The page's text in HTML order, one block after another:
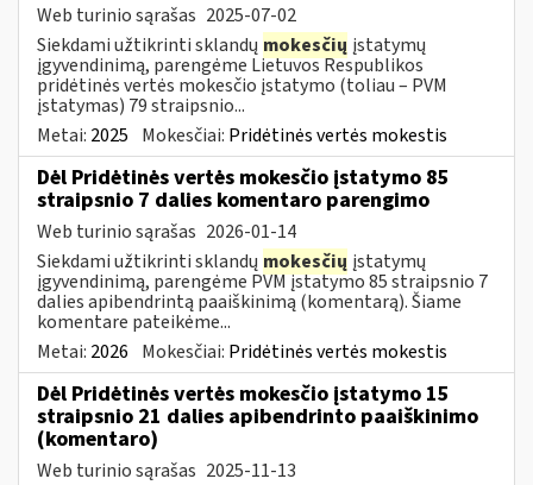
Web turinio sąrašas 2025-07-02
Siekdami užtikrinti sklandų mokesčių įstatymų
įgyvendinimą, parengėme Lietuvos Respublikos
pridėtinės vertės mokesčio įstatymo (toliau – PVM
įstatymas) 79 straipsnio...
Metai: 2025 Mokesčiai: Pridėtinės vertės mokestis
Dėl Pridėtinės vertės mokesčio įstatymo 85
straipsnio 7 dalies komentaro parengimo
Web turinio sąrašas 2026-01-14
Siekdami užtikrinti sklandų mokesčių įstatymų
įgyvendinimą, parengėme PVM įstatymo 85 straipsnio 7
dalies apibendrintą paaiškinimą (komentarą). Šiame
komentare pateikėme...
Metai: 2026 Mokesčiai: Pridėtinės vertės mokestis
Dėl Pridėtinės vertės mokesčio įstatymo 15
straipsnio 21 dalies apibendrinto paaiškinimo
(komentaro)
Web turinio sąrašas 2025-11-13